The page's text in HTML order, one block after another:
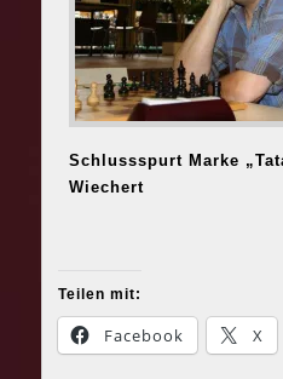
Schlussspurt Marke
Wiechert
Teilen mit:
Facebook X